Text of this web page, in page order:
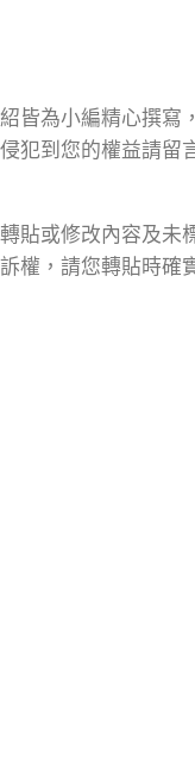
皆為小編精心撰寫
犯到您的權益請留
貼或修改內容及未
權，請您轉貼時確